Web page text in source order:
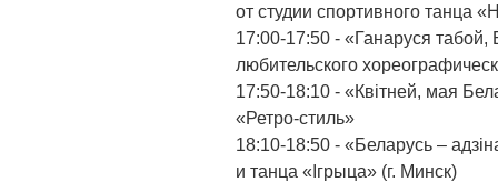
от студии спортивного танца
17:00-17:50 - «Ганаруся
любительского
17:50-18:10 - «Квітней, мая
«Ретро-стиль»
18:10-18:50 - «Беларусь –
и танца «Ігрыца» (г. Минск)